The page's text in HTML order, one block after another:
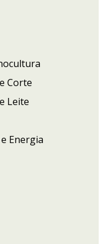
Corte
Leite
Energia